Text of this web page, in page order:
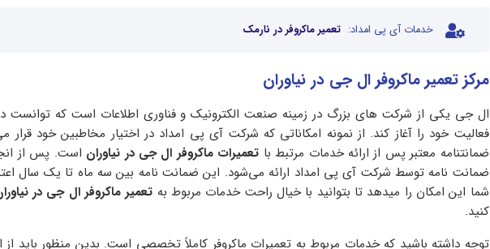
خدمات آی پی امداد: تعمیر ماکروفر در نارمک
مرکز تعمیر ماکروفر ال جی در نیاوران
فعالیت خود را آغاز کند. از نمونه امکاناتی که شرکت آی پی امداد در اختیار مخاطبین خود قرار
ضمانتنامه معتبر پس از ارائه خدمات مرتبط با تعمیرات ماکروفر ال جی در نیاوران است. پس از
ضمانت نامه توسط شرکت‌ آی پی امداد ارائه می‌شود. این ضمانت نامه بین سه ماه تا یک سال
شما این امکان را میدهد تا بتوانید با خیال راحت خدمات مربوط به تعمیر ماکروفر ال جی در
کنید.
توجه داشته باشید که خدمات مربوط به تعمیرات ماکروفر کاملاً تخصصی است. بدین منظور باید